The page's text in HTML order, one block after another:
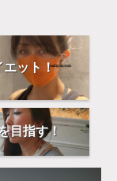
エット！
目指す！